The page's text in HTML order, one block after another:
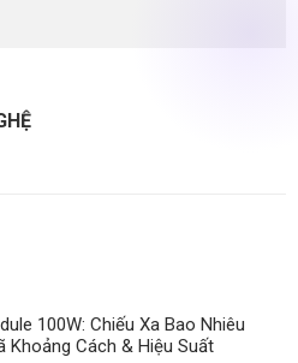
100W: Chiếu Xa Bao Nhiêu
Khoảng Cách & Hiệu Suất